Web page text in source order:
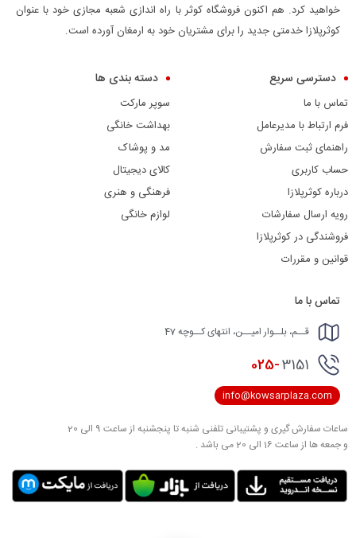
خواهید کرد. هم اکنون فروشگاه کوثر با راه اندازی شعبه مجازی خود با عنوان
کوثرپلازا خدمتی جدید را برای مشتریان خود به ارمغان آورده است.
دسترسی سریع
تماس با ما
فرم ارتباط با مدیرعامل
راهنمای ثبت سفارش
حساب کاربری
درباره کوثرپلازا
رویه ارسال سفارشات
فروشندگی در کوثرپلازا
قوانین و مقررات
دسته بندی ها
سوپر مارکت
بهداشت خانگی
مد و پوشاک
کالای دیجیتال
فرهنگی و هنری
لوازم خانگی
تماس با ما
قــم، بلــوار امیــن، انتهای کــوچه 47
025-3151
info@kowsarplaza.com
ساعات سفارش گیری و پشتیبانی تلفنی شنبه تا پنجشنبه از ساعت 9 الی 20
و جمعه ها از ساعت 16 الی 20 می باشد .